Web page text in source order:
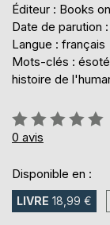
Éditeur : Books
Date de parution :
Langue : français
Mots-clés :
histoire de
Évaluation:
0%
0 avis
Disponible en :
LIVRE 18,99 €